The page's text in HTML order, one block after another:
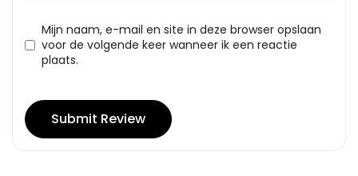
Mijn naam, e-mail en site in deze browser opslaan
voor de volgende keer wanneer ik een reactie
plaats.